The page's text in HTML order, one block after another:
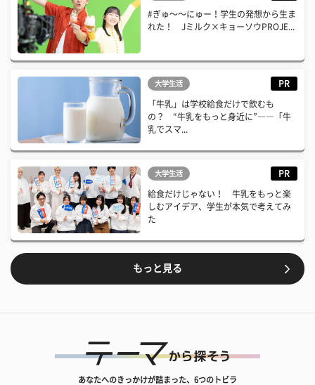
#ぎゅ〜〜にゅー！学生の発想から生ま
れた！ Jミルク×キョーソウPROJE...
大学生活 PR
「牛乳」は学校給食だけで飲むも
の？ “牛乳をもっと身近に”――「牛
乳でスマ...
大学生活 PR
給食だけじゃない！ 牛乳をもっと楽
しむアイデア、学生が本気で考えてみ
た
もっと見る
あなたへのきっかけが詰まった、6つのトビラ